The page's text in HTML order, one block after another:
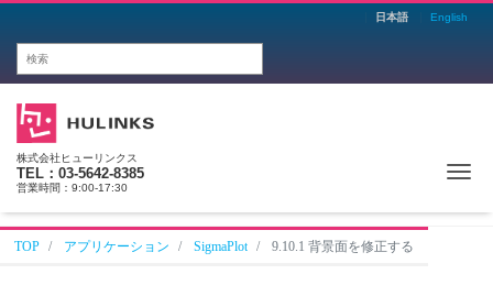
日本語 English
株式会社ヒューリンクス
TEL：03-5642-8385
営業時間：9:00-17:30
TOP アプリケーション SigmaPlot 9.10.1 背景面を修正する